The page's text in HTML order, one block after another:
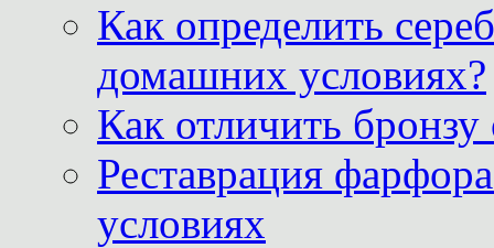
Как определить
домашних условиях?
Как отличить
Реставрация
условиях